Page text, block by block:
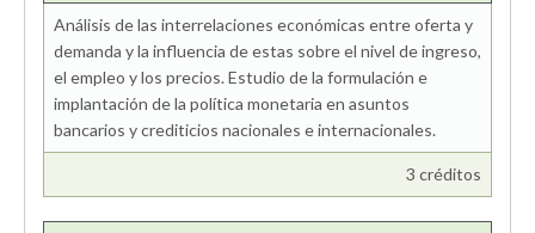
Análisis de las interrelaciones económicas entre oferta y
demanda y la influencia de estas sobre el nivel de ingreso,
el empleo y los precios. Estudio de la formulación e
implantación de la política monetaria en asuntos
bancarios y crediticios nacionales e internacionales.
3 créditos